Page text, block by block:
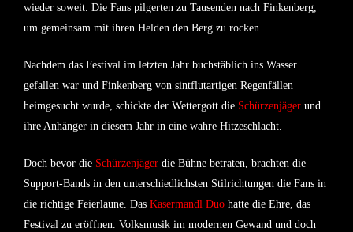
wieder soweit. Die Fans pilgerten zu Tausenden nach Finkenberg,
um gemeinsam mit ihren Helden den Berg zu rocken.
Nachdem das Festival im letzten Jahr buchstäblich ins Wasser
gefallen war und Finkenberg von sintflutartigen Regenfällen
heimgesucht wurde, schickte der Wettergott die Schürzenjäger und
ihre Anhänger in diesem Jahr in eine wahre Hitzeschlacht.
Doch bevor die Schürzenjäger die Bühne betraten, brachten die
Support-Bands in den unterschiedlichsten Stilrichtungen die Fans in
die richtige Feierlaune. Das Kasermandl Duo hatte die Ehre, das
Festival zu eröffnen. Volksmusik im modernen Gewand und doch